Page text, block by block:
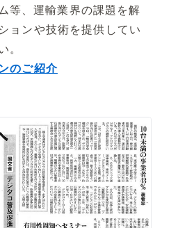
等、運輸業界の課題を解
ョンや技術を提供してい
。
のご紹介